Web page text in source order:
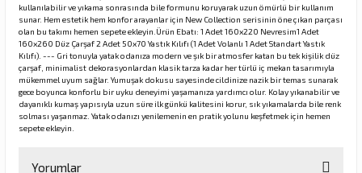
kullanılabilir ve yıkama sonrasında bile formunu koruyarak uzun ömürlü bir kullanım
sunar. Hem estetik hem konfor arayanlar için New Collection serisinin öne çıkan parçası
olan bu takımı hemen sepete ekleyin.Ürün Ebatı: 1 Adet 160x220 Nevresim1 Adet
160x260 Düz Çarşaf 2 Adet 50x70 Yastık Kılıfı (1 Adet Volanlı 1 Adet Standart Yastık
Kılıfı). --- Gri tonuyla yatak odanıza modern ve şık bir atmosfer katan bu tek kişilik düz
çarşaf, minimalist dekorasyonlardan klasik tarza kadar her türlü iç mekan tasarımıyla
mükemmel uyum sağlar. Yumuşak dokusu sayesinde cildinize nazik bir temas sunarak
gece boyunca konforlu bir uyku deneyimi yaşamanıza yardımcı olur. Kolay yıkanabilir ve
dayanıklı kumaş yapısıyla uzun süre ilk günkü kalitesini korur, sık yıkamalarda bile renk
solması yaşanmaz. Yatak odanızı yenilemenin en pratik yolunu keşfetmek için hemen
sepete ekleyin.
Yorumlar